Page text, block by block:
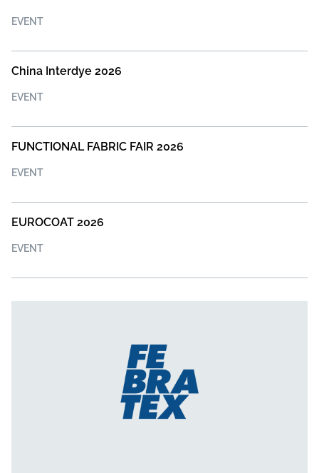
EVENT
China Interdye 2026
EVENT
FUNCTIONAL FABRIC FAIR 2026
EVENT
EUROCOAT 2026
EVENT